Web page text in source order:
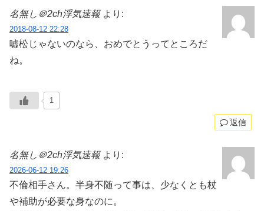
名無し＠2ch浮気速報 より:
2018-08-12 22:28
嘘松じゃないのなら、おめでとうってところだ
ね。
1
返信
名無し＠2ch浮気速報 より:
2026-06-12 19:26
不倫相手さん。半身不随って事は、少なくとも杖
や補助が必要な身なのに。